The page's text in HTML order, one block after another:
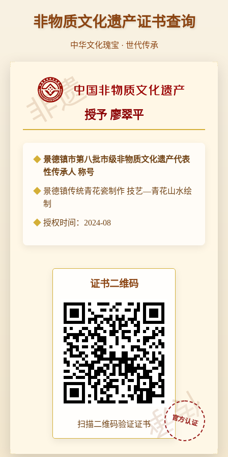
非物质文化遗产证书查询
中华文化瑰宝 · 世代传承
非遗
传承
授予 廖翠平
景德镇市第八批市级非物质文化遗产代表
性传承人 称号
景德镇传统青花瓷制作 技艺—青花山水绘
制
授权时间：2024-08
证书二维码
扫描二维码验证证书